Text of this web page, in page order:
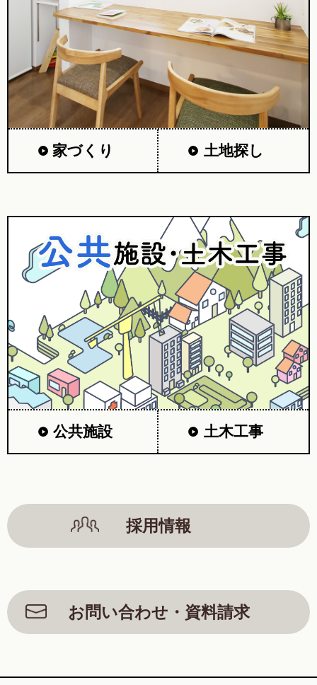
家づくり 土地探し
公共施設 土木工事
採用情報
お問い合わせ・資料請求